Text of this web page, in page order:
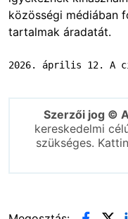
közösségi médiában
tartalmak áradatát.
2026. április 12. A
Szerzői jog ©
kereskedelmi
szükséges.